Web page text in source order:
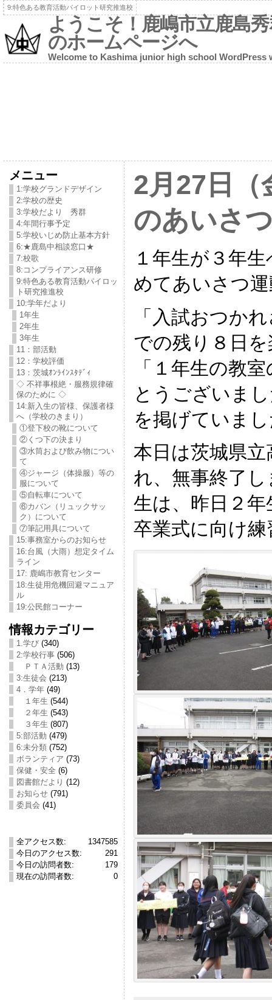
9:特色ある教育活動パイロット研究推進校
ようこそ！鹿嶋市立鹿島
のホームページへ
Welcome to Kashima junior high school WordPress
メニュー
1:学校グランドデザイン
2:学校の歴史
3:学校だより 秀群
4:年間行事予定
5:学校いじめ防止基本方針
6:★鹿島中相談窓口★
7:校歌
8:コンプライアンス研修
9:特色ある教育活動パイロッ
ト研究推進校
10:学年だより
1年生
2年生
3年生
11：部活動
12：学校評価
13：茨城ｵﾝﾗｲﾝｽﾀﾃﾞｨ
◇ 不祥事根絶・服務規律確
保のために ◇
14:新入生の皆様、保護者様
へ（学校のきまり）
①登下校の靴について
②くつ下の決まり
③水筒および飲み物につい
て
④ジャージ（体操服）等の
服について
⑤自転車について
⑥カバン（リュックサッ
ク）について
⑦筆記用具について
15:事務室からのお知らせ
16:台風（大雨）想定タイム
ライン
17: 鹿嶋市教育センター
18:生徒用危機回避マニュア
ル
19:公民館コーナー
情報カテゴリー
1.学び(340)
2:学校行事(506)
ＰＴＡ活動 (13)
3:生徒会 (213)
4．学年(49)
１年生 (544)
２年生 (543)
３年生 (807)
5:部活動 (479)
6:未分類(752)
ボランティア (73)
保健・安全 (6)
図書館だより (12)
お知らせ(791)
委員会 (41)
1347585
全アクセス数:
291
今日のアクセス数:
179
今日の訪問者数:
0
現在の訪問者数:
2月27日（
のあいさ
１年生が３年
めてあいさつ
「入試おつか
での残り８日
「１年生の教
とうございま
を掲げていま
本日は茨城県
れ、無事終了
生は、昨日２
卒業式に向け